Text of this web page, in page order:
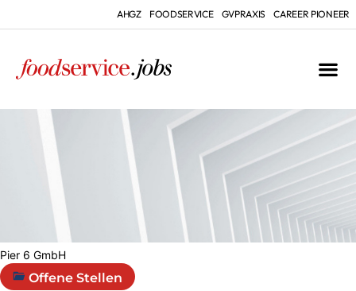
AHGZ FOODSERVICE GVPRAXIS CAREER PIONEER
Pier 6 GmbH
Offene Stellen